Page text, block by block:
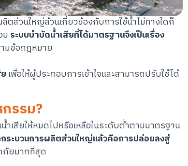
ตส่วนใหญ่ล้วนเกี่ยวข้องกับการใช้น้ำไม่ทางใดก็
ม ระบบบำบัดน้ำเสียที่ได้มาตรฐานจึงเป็นเรื่อง
มข้อกฎหมาย
เพื่อให้ผู้ประกอบการเข้าใจและสามารถปรับใช้ได้
รรม?
ำเสียให้หมดไปหรือเหลือในระดับต่ำตามมาตรฐาน
กระบวนการผลิตส่วนใหญ่แล้วคือการปล่อยลงสู่
ภัยมากที่สุด